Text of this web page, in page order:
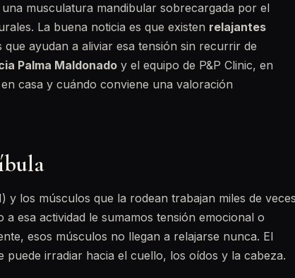
musculatura mandibular sobrecargada por el
La buena noticia es que existen relajantes
que ayudan a aliviar esa tensión sin recurrir de
Palma Maldonado y el equipo de P&P Clinic, en
casa y cuándo conviene una valoración
los músculos que la rodean trabajan miles de veces
esa actividad le sumamos tensión emocional o
esos músculos no llegan a relajarse nunca. El
irradiar hacia el cuello, los oídos y la cabeza.